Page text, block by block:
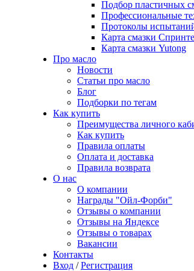
Подбор пластичных
Профессиональные
Протоколы
Карта смазки
Карта смазки Yutong
Про масло
Новости
Статьи про масло
Блог
Подборки по тегам
Как купить
Преимущества личного
Как купить
Правила оплаты
Оплата и доставка
Правила возврата
О нас
О компании
Награды "Ойл-Форби"
Отзывы о компании
Отзывы на Яндексе
Отзывы о товарах
Вакансии
Контакты
Вход / Регистрация